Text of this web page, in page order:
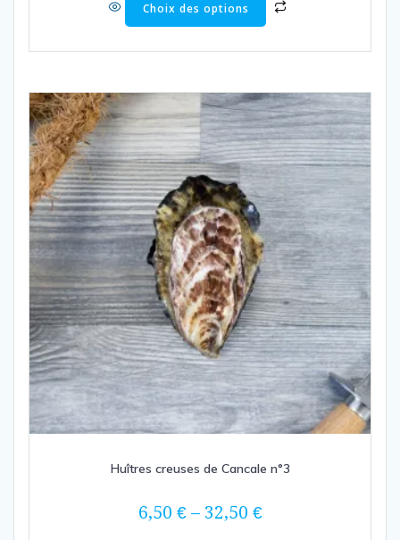
Choix des options
Huîtres creuses de Cancale n°3
6,50 €– 32,50 €